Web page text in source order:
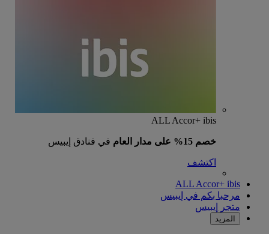
ALL Accor+ ibis
خصم 15% على مدار العام في فنادق إيبيس
اكتشف
ALL Accor+ ibis
مرحبا بكم في إيبيس
متجر إيبيس
المزيد